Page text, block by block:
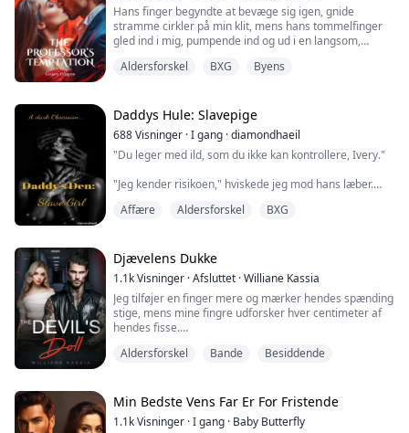
Hans finger begyndte at bevæge sig igen, gnide
stramme cirkler på min klit, mens hans tommelfinger
gled ind i mig, pumpende ind og ud i en langsom,
Jeg stønnede ind i hans mund, min krop bevægede sig
jeg mod hans læber.
"Kom for mig, Sara," knurrede han, hans finger
pressede hårdere...
Aldersforskel BXG Byens
Daddys Hule: Slavepige
688Visninger ·I gang ·diamondhaeil
"Du leger med ild, som du ikke kan kontrollere, Ivery."
"Jeg kender risikoen," hviskede jeg mod hans læber.
Han brummede, lavt og mørkt. "Nej, det gør du ikke."
gennem mig.
"Jeg er ikke som de unge elskere, du har været
sammen med. Jeg er en mand, Ivery, meget ældre end
dig, meget stærkere end di...
Affære Aldersforskel BXG
Djævelens Dukke
1.1kVisninger ·Afsluttet ·Williane Kassia
Jeg tilføjer en finger mere og mærker hendes spænding
stige, mens mine fingre udforsker hver centimeter af
hendes fisse.
"Slap af i kroppen." Jeg kysser hendes venstre balde og
"Ahh!"
Aldersforskel Bande Besiddende
Min Bedste Vens Far Er For Fristende
1.1kVisninger ·I gang · Baby Butterfly